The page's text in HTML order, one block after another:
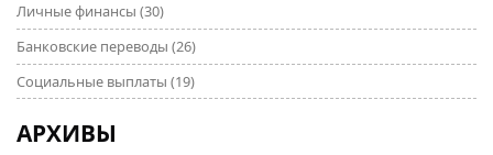
Личные финансы (30)
Банковские переводы (26)
Социальные выплаты (19)
АРХИВЫ